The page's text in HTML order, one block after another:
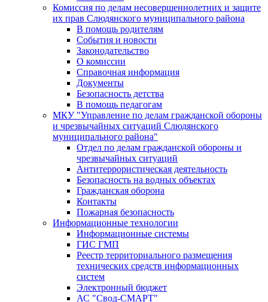
Комиссия по делам несовершеннолетних и защите
их прав Слюдянского муниципального района
В помощь родителям
События и новости
Законодательство
О комиссии
Справочная информация
Документы
Безопасность детства
В помощь педагогам
МКУ "Управление по делам гражданской обороны
и чрезвычайных ситуаций Слюдянского
муниципального района"
Отдел по делам гражданской обороны и
чрезвычайных ситуаций
Антитеррористическая деятельность
Безопасность на водных объектах
Гражданская оборона
Контакты
Пожарная безопасность
Информационные технологии
Информационные системы
ГИС ГМП
Реестр территориального размещения
технических средств информационных
систем
Электронный бюджет
АС "Свод-СМАРТ"